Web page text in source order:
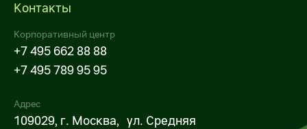
Некоммерческие закупки X5
Транспортные услуги
Контакты
Корпоративный центр
+7 495 662 88 88
+7 495 789 95 95
Адрес
109029, г. Москва, ул. Средняя